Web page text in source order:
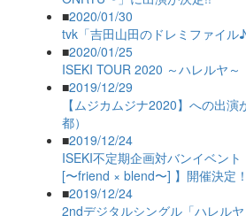
■2020/01/30
tvk「吉田山田のドレミファイル
■2020/01/25
ISEKI TOUR 2020 ～ハレルヤ～
■2019/12/29
【ムジカムジナ2020】への出
都）
■2019/12/24
ISEKI不定期企画対バンイベン
[〜friend × blend〜] 】開催決定
■2019/12/24
2ndデジタルシングル「ハレルヤ